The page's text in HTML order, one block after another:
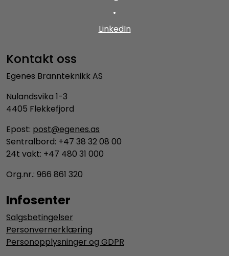
•
LinkedIn
Kontakt oss
Egenes Brannteknikk AS
Nulandsvika 1-3
4405 Flekkefjord
Epost: post@egenes.as
Sentralbord: +47 38 32 08 00
24t vakt: +47 480 31 000
Org.nr.: 966 861 320
Infosenter
Salgsbetingelser
Personvernerklæring
Personopplysninger og GDPR